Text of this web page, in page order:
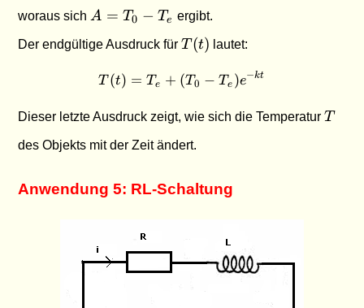
woraus sich A =
-
A = T0 − Te ergibt.
Der endgültige Ausdruck fürT(t)
T(t) lautet:
T(t) = T_e + (T_0 -
T (t) = T e + (T0 − Te )e−kt
Dieser letzte Ausdruck zeigt, wie sich die TemperaturT
T
des Objekts mit der Zeit ändert.
Anwendung 5: RL-Schaltung